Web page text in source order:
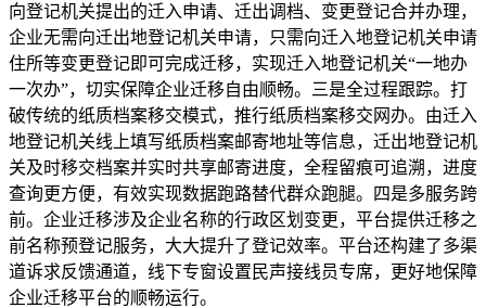
向登记机关提出的迁入申请、迁出调档、变更登记合并办理，
企业无需向迁出地登记机关申请，只需向迁入地登记机关申请
住所等变更登记即可完成迁移，实现迁入地登记机关“一地办
一次办”，切实保障企业迁移自由顺畅。三是全过程跟踪。打
破传统的纸质档案移交模式，推行纸质档案移交网办。由迁入
地登记机关线上填写纸质档案邮寄地址等信息，迁出地登记机
关及时移交档案并实时共享邮寄进度，全程留痕可追溯，进度
查询更方便，有效实现数据跑路替代群众跑腿。四是多服务跨
前。企业迁移涉及企业名称的行政区划变更，平台提供迁移之
前名称预登记服务，大大提升了登记效率。平台还构建了多渠
道诉求反馈通道，线下专窗设置民声接线员专席，更好地保障
企业迁移平台的顺畅运行。